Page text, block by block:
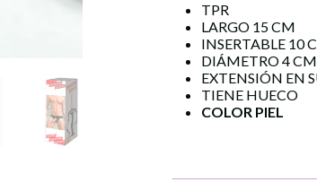
TPR
LARGO 15 CM
INSERTABLE 10
DIÁMETRO 4 CM
EXTENSIÓN EN
TIENE HUECO
COLOR PIEL